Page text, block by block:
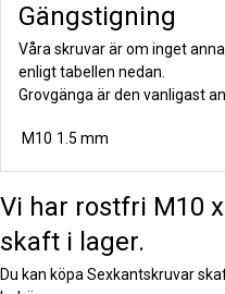
Gängstigning
Våra skruvar är om inget
enligt tabellen nedan.
Grovgänga är den vanligast
M10 1.5 mm
Vi har rostfri M10
skaft i lager.
Du kan köpa Sexkantskruvar